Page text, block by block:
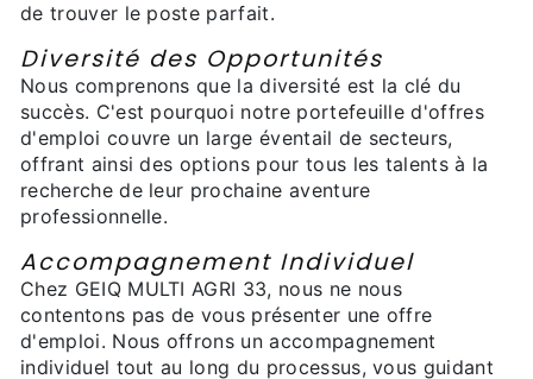
de trouver le poste parfait.
Diversité des Opportunités
Nous comprenons que la diversité est la clé du
succès. C'est pourquoi notre portefeuille d'offres
d'emploi couvre un large éventail de secteurs,
offrant ainsi des options pour tous les talents à la
recherche de leur prochaine aventure
professionnelle.
Accompagnement Individuel
Chez GEIQ MULTI AGRI 33, nous ne nous
contentons pas de vous présenter une offre
d'emploi. Nous offrons un accompagnement
individuel tout au long du processus, vous guidant